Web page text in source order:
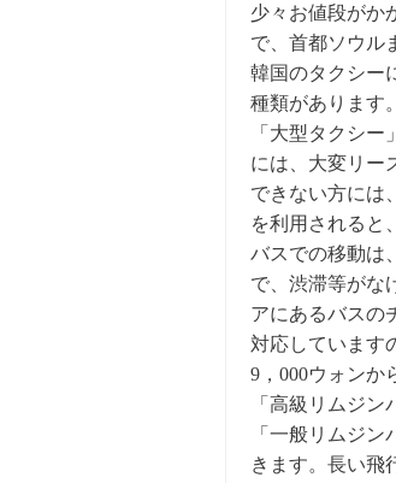
少々お値段がか
で、首都ソウル
韓国のタクシー
種類があります
「大型タクシ
には、大変リー
できない方には
を利用されると
バスでの移動は
で、渋滞等がな
アにあるバスの
対応しています
9，000ウォンか
「高級リムジン
「一般リムジ
きます。長い飛